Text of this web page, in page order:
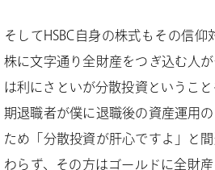
そしてHSBC自身の株式もその信仰
株に文字通り全財産をつぎ込む人
は利にさといが分散投資というこ
期退職者が僕に退職後の資産運用
ため「分散投資が肝心ですよ」と
わらず、その方はゴールドに全財